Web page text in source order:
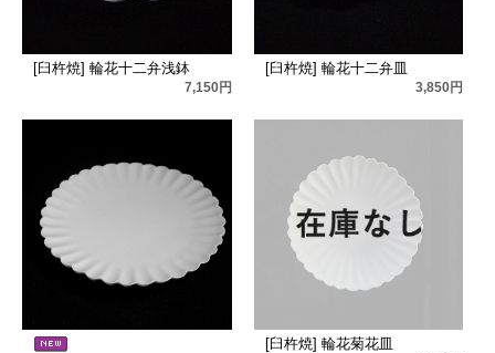
[臼杵焼] 輪花十二弁浅鉢
7,150円
[臼杵焼] 輪花十二弁皿
3,850円
[臼杵焼] 輪花菊花皿